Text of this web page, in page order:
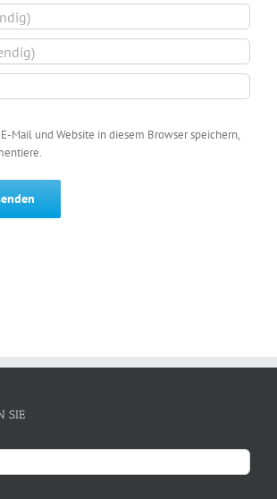
Mail und Website in diesem Browser speichern,
SIE